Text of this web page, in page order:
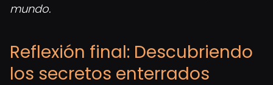
mundo.
Reflexión final: Descubriendo
los secretos enterrados